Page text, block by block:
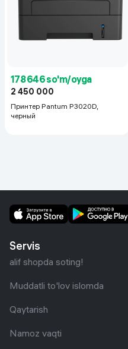
178 646 so'm/oyga
2 450 000
Принтер Pantum P3020D,
черный
Servis
alif shopda soting!
Muddatli to'lov islomda
Qaytarish
Namoz vaqti